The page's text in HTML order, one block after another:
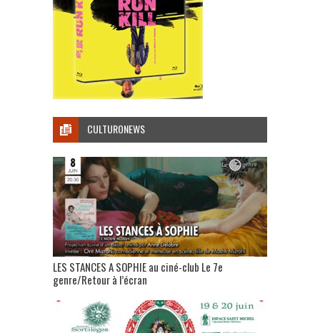
CULTURONEWS
LES STANCES A SOPHIE au ciné-club Le 7e
genre/Retour à l’écran